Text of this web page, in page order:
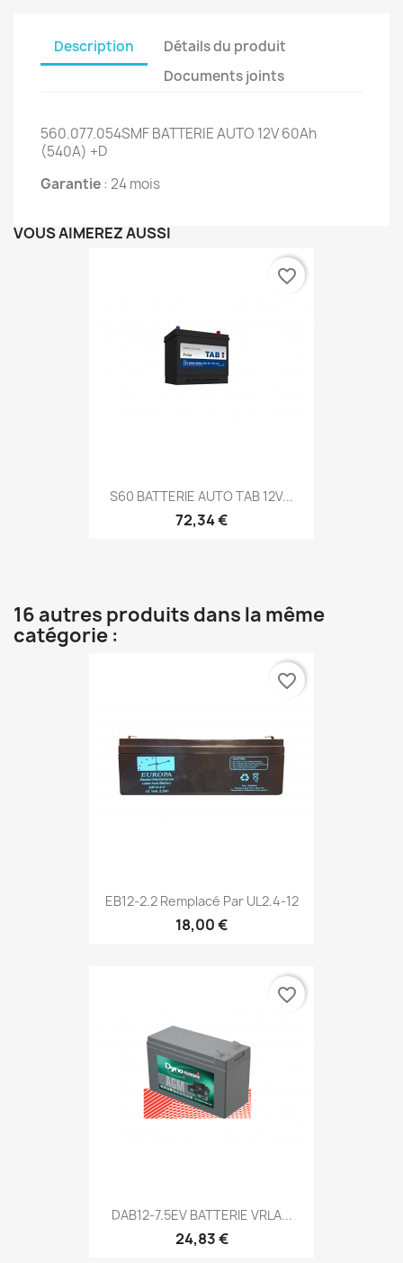
Description
Détails du produit
Documents joints
560.077.054SMF BATTERIE AUTO 12V 60Ah
(540A) +D
Garantie: 24 mois
VOUS AIMEREZ AUSSI
S60 BATTERIE AUTO TAB 12V...
72,34 €
favorite_border
16 autres produits dans la même
catégorie :
EB12-2.2 Remplacé Par UL2.4-12
18,00 €
favorite_border
DAB12-7.5EV BATTERIE VRLA...
24,83 €
favorite_border